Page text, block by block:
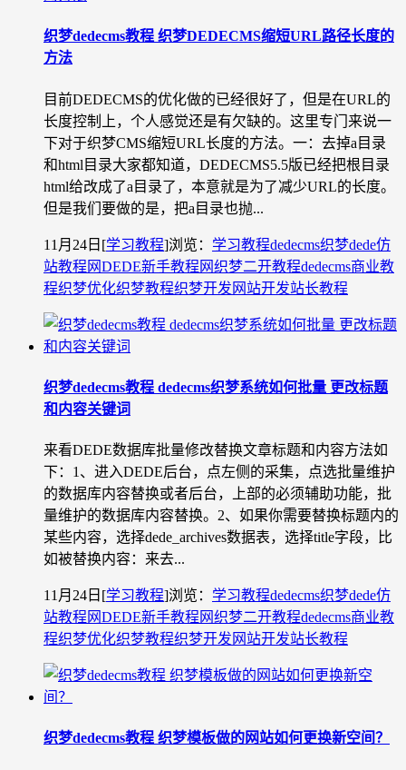
织梦dedecms教程 织梦DEDECMS缩短URL路径长度的
方法
目前DEDECMS的优化做的已经很好了，但是在URL的
长度控制上，个人感觉还是有欠缺的。这里专门来说一
下对于织梦CMS缩短URL长度的方法。一：去掉a目录
和html目录大家都知道，DEDECMS5.5版已经把根目录
html给改成了a目录了，本意就是为了减少URL的长度。
但是我们要做的是，把a目录也抛...
11月24日 [学习教程]浏览： 学习教程dedecms织梦dede仿
站教程网DEDE新手教程网织梦二开教程dedecms商业教
程织梦优化织梦教程织梦开发 网站开发站长教程
织梦dedecms教程 dedecms织梦系统如何批量 更改标题
和内容关键词
来看DEDE数据库批量修改替换文章标题和内容方法如
下：1、进入DEDE后台，点左侧的采集，点选批量维护
的数据库内容替换或者后台，上部的必须辅助功能，批
量维护的数据库内容替换。2、如果你需要替换标题内的
某些内容，选择dede_archives数据表，选择title字段，比
如被替换内容：来去...
11月24日 [学习教程]浏览： 学习教程dedecms织梦dede仿
站教程网DEDE新手教程网织梦二开教程dedecms商业教
程织梦优化织梦教程织梦开发 网站开发站长教程
织梦dedecms教程 织梦模板做的网站如何更换新空间？